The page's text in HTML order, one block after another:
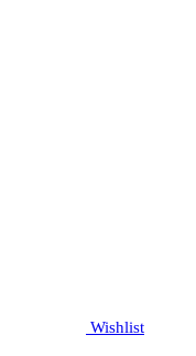
Wishlist